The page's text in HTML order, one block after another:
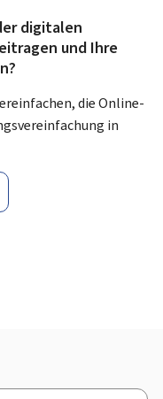
digitalen
und Ihre
die Online-
in